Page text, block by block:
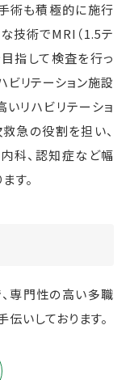
術も積極的に施行
な技術でMRI（1.5テ
指して検査を行っ
ビリテーション施設
いリハビリテーショ
急の役割を担い、
科、認知症など幅
す。
専門性の高い多職
いしております。